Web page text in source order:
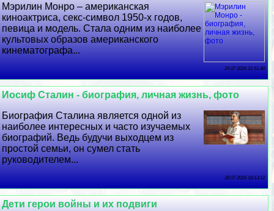
Мэрилин Монро – американская
киноактриса, ceкc-символ 1950-х годов,
певица и модель. Стала одним из наиболее
культовых образов американского
кинематографа...
29 07 2026 21:51:40
Иосиф Сталин - биография, личная жизнь, фото
Биография Сталина является одной из
наиболее интересных и часто изучаемых
биографий. Ведь будучи выходцем из
простой семьи, он сумел стать
руководителем...
28 07 2026 18:13:12
Дети герои войны и их подвиги